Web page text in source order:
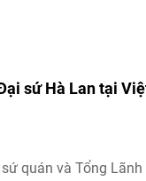
sứ Hà Lan tại
quán và Tổng